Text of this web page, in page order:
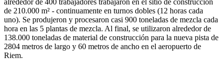
de 210.000 m² - continuamente en turnos dobles (12 horas cada
uno). Se produjeron y procesaron casi 900 toneladas de mezcla cada
hora en las 5 plantas de mezcla. Al final, se utilizaron alrededor de
138.000 toneladas de material de construcción para la nueva pista de
2804 metros de largo y 60 metros de ancho en el aeropuerto de
Riem.